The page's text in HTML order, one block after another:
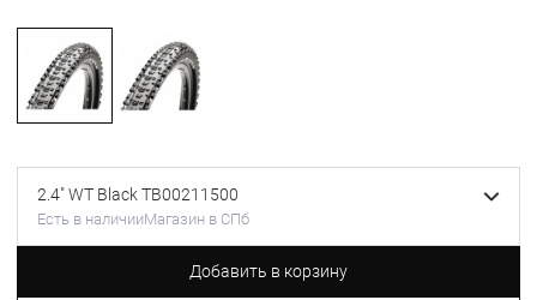
2.4" WT Black TB00211500
Есть в наличииМагазин в СПб
Добавить в корзину